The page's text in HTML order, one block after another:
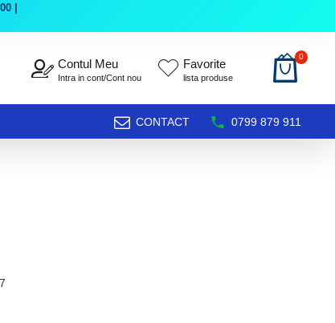
|
Contul Meu
Intra in cont/Cont nou
Favorite
lista produse
0
CONTACT 0799 879 911